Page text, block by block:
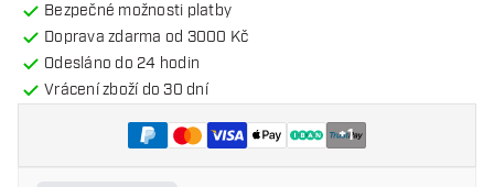
Bezpečné možnosti platby
Doprava zdarma od 3000 Kč
Odesláno do 24 hodin
Vrácení zboží do 30 dní
+1